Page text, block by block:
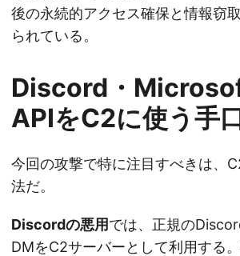
後の永続的アクセス確保と情報窃
られている。
Discord・
APIをC2に使う手
今回の攻撃で特に注目すべきは、
法だ。
Discordの悪用では、正規の
DMをC2サーバーとして利用する